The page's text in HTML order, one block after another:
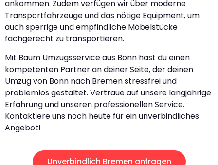
ankommen. Zudem verfügen wir über moderne
Transportfahrzeuge und das nötige Equipment, um
auch sperrige und empfindliche Möbelstücke
fachgerecht zu transportieren.
Mit Baum Umzugsservice aus Bonn hast du einen
kompetenten Partner an deiner Seite, der deinen
Umzug von Bonn nach Bremen stressfrei und
problemlos gestaltet. Vertraue auf unsere langjährige
Erfahrung und unseren professionellen Service.
Kontaktiere uns noch heute für ein unverbindliches
Angebot!
Unverbindlich Bremen anfragen